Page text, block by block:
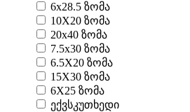
6x28.5 ზომა
10X20 ზომა
20x40 ზომა
7.5x30 ზომა
6.5X20 ზომა
15X30 ზომა
6X25 ზომა
ექვსკუთხედი